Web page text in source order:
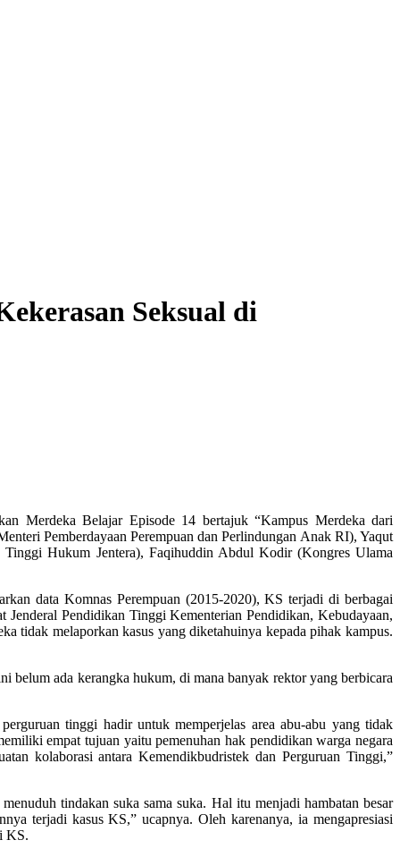
Seksual di
Merdeka Belajar Episode 14 bertajuk “Kampus Merdeka dari
Pemberdayaan Perempuan dan Perlindungan Anak RI), Yaqut
Hukum Jentera), Faqihuddin Abdul Kodir (Kongres Ulama
data Komnas Perempuan (2015-2020), KS terjadi di berbagai
Pendidikan Tinggi Kementerian Pendidikan, Kebudayaan,
tidak melaporkan kasus yang diketahuinya kepada pihak kampus.
belum ada kerangka hukum, di mana banyak rektor yang berbicara
tinggi hadir untuk memperjelas area abu-abu yang tidak
empat tujuan yaitu pemenuhan hak pendidikan warga negara
kolaborasi antara Kemendikbudristek dan Perguruan Tinggi,”
tindakan suka sama suka. Hal itu menjadi hambatan besar
terjadi kasus KS,” ucapnya. Oleh karenanya, ia mengapresiasi
KS.